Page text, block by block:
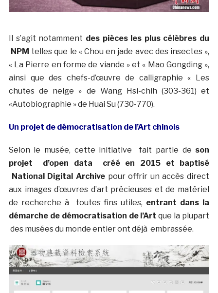
Il s’agit notamment des pièces les plus célèbres du
NPM telles que le « Chou en jade avec des insectes »,
« La Pierre en forme de viande » et « Mao Gongding »,
ainsi que des chefs-d’œuvre de calligraphie « Les
chutes de neige » de Wang Hsi-chih (303-361) et
«Autobiographie » de Huai Su (730-770).
Un projet de démocratisation de l’Art chinois
Selon le musée, cette initiative fait partie de son
projet d’open data créé en 2015 et baptisé
National Digital Archivepour offrir un accès direct
aux images d’œuvres d’art précieuses et de matériel
de recherche à toutes fins utiles, entrant dans la
démarche de démocratisation de l’Artque la plupart
des musées du monde entier ont déjà embrassée.